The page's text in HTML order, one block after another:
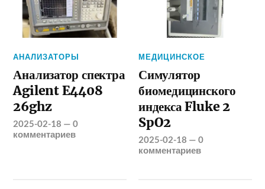
АНАЛИЗАТОРЫ
Анализатор спектра
Agilent E4408
26ghz
2025-02-18 —0
комментариев
МЕДИЦИНСКОЕ
Симулятор
биомедицинского
индекса Fluke 2
SpO2
2025-02-18 —0
комментариев